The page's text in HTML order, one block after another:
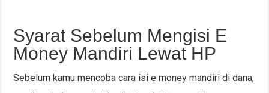
Syarat Sebelum Mengisi E
Money Mandiri Lewat HP
Sebelum kamu mencoba cara isi e money mandiri di dana,